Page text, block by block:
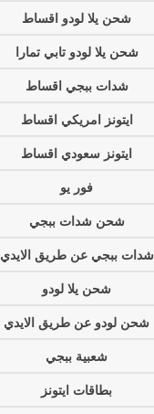
شحن يلا لودو اقساط
شحن يلا لودو تابي تمارا
شدات ببجي اقساط
ايتونز امريكي اقساط
ايتونز سعودي اقساط
فور يو
شحن شدات ببجي
شدات ببجي عن طريق الايدي
شحن يلا لودو
شحن لودو عن طريق الايدي
شعبية ببجي
بطاقات ايتونز